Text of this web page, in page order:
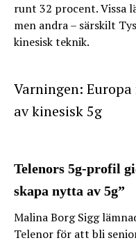
runt 32 procent. Vissa
men andra – särskilt
kinesisk teknik.
Varningen:
av kinesisk 5g
Telenors 5g-profil
skapa nytta av 5g”
Malina Borg Sigg
Telenor för att bli